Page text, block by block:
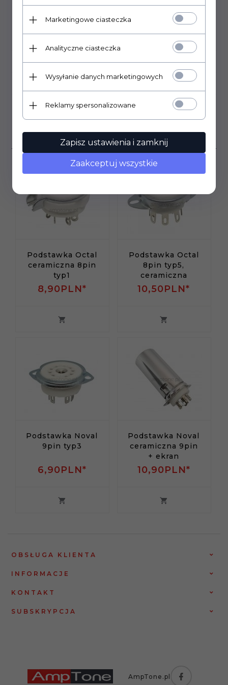
PLIKI DO POBRANIA
OPINIE KLIENTÓW
Klienci, którzy kupili ten
produkt wybrali również...
Podstawka Octal
ceramiczna 8pin
typ1
8,90PLN*
Podstawka Octal
8pin typ5,
ceramiczna
10,50PLN*
Podstawka Noval
9pin typ3
6,90PLN*
Podstawka Noval
ceramiczna 9pin
+ ekran
10,90PLN*
OBSŁUGA KLIENTA
INFORMACJE
KONTAKT
SUBSKRYPCJA
AmpTone.pl
Marketingowe ciasteczka
Analityczne ciasteczka
Wysyłanie danych marketingowych
Reklamy spersonalizowane
Zapisz ustawienia i zamknij
Zaakceptuj wszystkie